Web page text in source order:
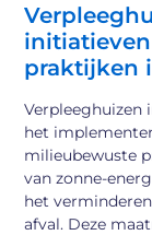
praktijken
Verpleeghuizen
het
milieubewuste
van zonne-
het
afval. Deze